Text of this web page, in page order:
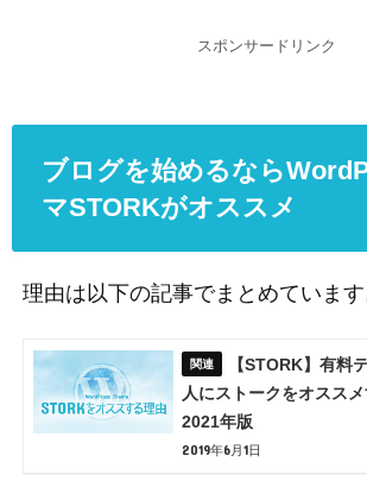
スポンサードリンク
ブログを始めるなら
マSTORKがオススメ
理由は以下の記事でまとめています
【STORK】有料
人にストークをオスス
2021年版
2019年6月1日